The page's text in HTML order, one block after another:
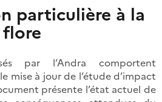
particulière à la
par l’Andra comportent
mise à jour de l’étude d’impact
présente l’état actuel de